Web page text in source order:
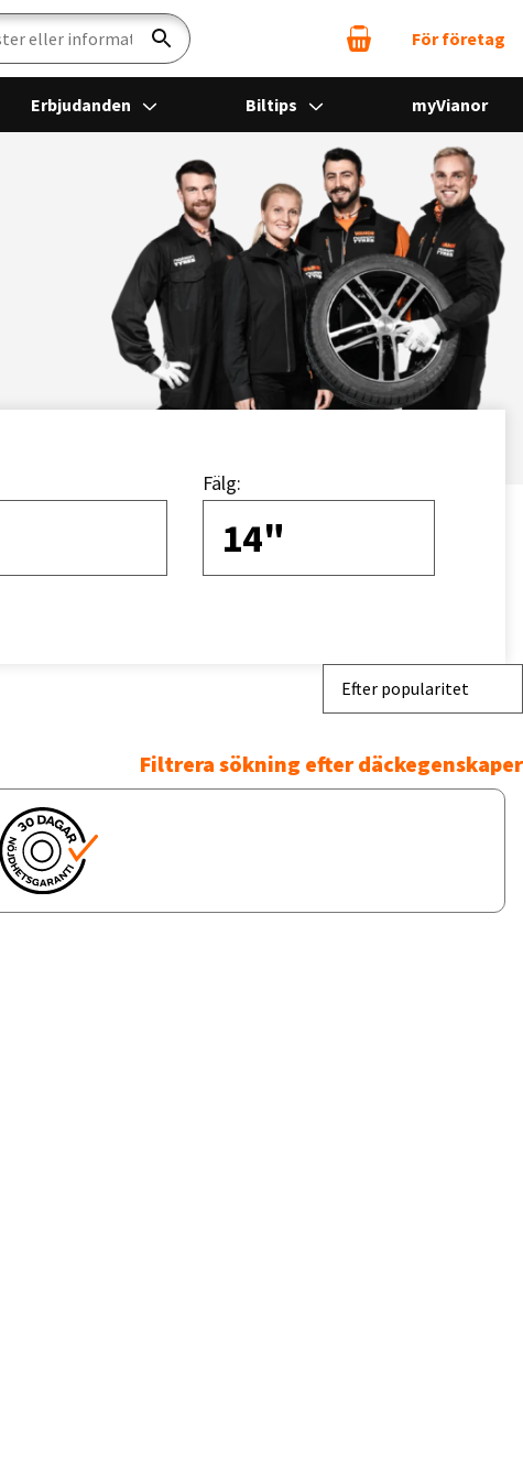
Sök För företag
Erbjudanden Biltips myVianor
Fälg:
14"
Efter popularitet
Filtrera sökning efter däckegenskaper